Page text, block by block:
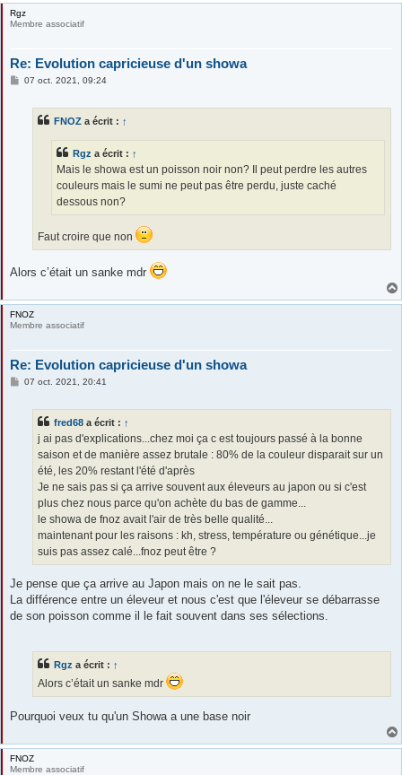
Rgz
Membre associatif
Re: Evolution capricieuse d'un showa
M07 oct. 2021, 09:24
FNOZ a écrit : ↑
Rgz a écrit : ↑
Mais le showa est un poisson noir non? Il peut perdre les autres
couleurs mais le sumi ne peut pas être perdu, juste caché
dessous non?
Faut croire que non
Alors c’était un sanke mdr
FNOZ
Membre associatif
Re: Evolution capricieuse d'un showa
M07 oct. 2021, 20:41
fred68 a écrit : ↑
j ai pas d'explications...chez moi ça c est toujours passé à la bonne
saison et de manière assez brutale : 80% de la couleur disparait sur un
été, les 20% restant l'été d'après
Je ne sais pas si ça arrive souvent aux éleveurs au japon ou si c'est
plus chez nous parce qu'on achète du bas de gamme...
le showa de fnoz avait l'air de très belle qualité...
maintenant pour les raisons : kh, stress, température ou génétique...je
suis pas assez calé...fnoz peut être ?
Je pense que ça arrive au Japon mais on ne le sait pas.
La différence entre un éleveur et nous c'est que l'éleveur se débarrasse
de son poisson comme il le fait souvent dans ses sélections.
Rgz a écrit : ↑
Alors c’était un sanke mdr
Pourquoi veux tu qu'un Showa a une base noir
FNOZ
Membre associatif